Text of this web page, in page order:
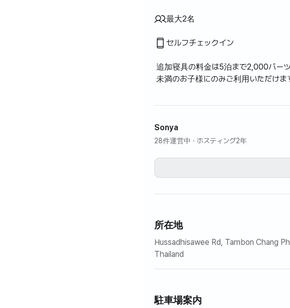
最大2名
セルフチェックイン
追加寝具の料金は5泊まで2,000バー
未満のお子様にのみご利用いただけま
Sonya
28件運営中 · ホスティング2年
所在地
Hussadhisawee Rd, Tambon Chang
Thailand
駐車場案内